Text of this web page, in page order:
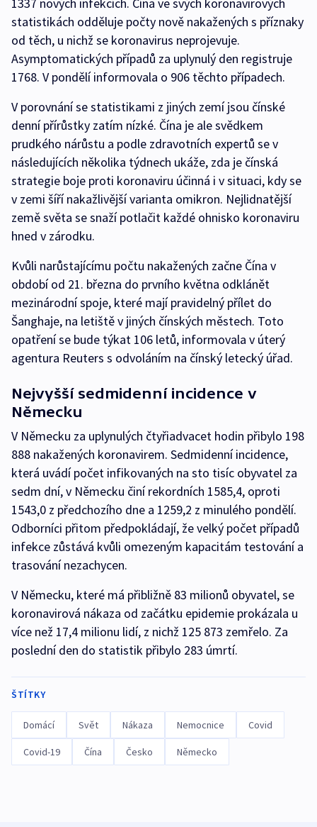
1337 nových infekcích. Čína ve svých koronavirových
statistikách odděluje počty nově nakažených s příznaky
od těch, u nichž se koronavirus neprojevuje.
Asymptomatických případů za uplynulý den registruje
1768. V pondělí informovala o 906 těchto případech.
V porovnání se statistikami z jiných zemí jsou čínské
denní přírůstky zatím nízké. Čína je ale svědkem
prudkého nárůstu a podle zdravotních expertů se v
následujících několika týdnech ukáže, zda je čínská
strategie boje proti koronaviru účinná i v situaci, kdy se
v zemi šíří nakažlivější varianta omikron. Nejlidnatější
země světa se snaží potlačit každé ohnisko koronaviru
hned v zárodku.
Kvůli narůstajícímu počtu nakažených začne Čína v
období od 21. března do prvního května odklánět
mezinárodní spoje, které mají pravidelný přílet do
Šanghaje, na letiště v jiných čínských městech. Toto
opatření se bude týkat 106 letů, informovala v úterý
agentura Reuters s odvoláním na čínský letecký úřad.
Nejvyšší sedmidenní incidence v
Německu
V Německu za uplynulých čtyřiadvacet hodin přibylo 198
888 nakažených koronavirem. Sedmidenní incidence,
která uvádí počet infikovaných na sto tisíc obyvatel za
sedm dní, v Německu činí rekordních 1585,4, oproti
1543,0 z předchozího dne a 1259,2 z minulého pondělí.
Odborníci přitom předpokládají, že velký počet případů
infekce zůstává kvůli omezeným kapacitám testování a
trasování nezachycen.
V Německu, které má přibližně 83 milionů obyvatel, se
koronavirová nákaza od začátku epidemie prokázala u
více než 17,4 milionu lidí, z nichž 125 873 zemřelo. Za
poslední den do statistik přibylo 283 úmrtí.
ŠTÍTKY
Domácí Svět Nákaza Nemocnice Covid
Covid-19 Čína Česko Německo